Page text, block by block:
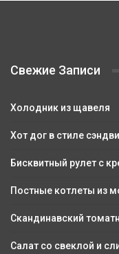
Свежие Записи
Холодник из щавеля
Хот дог в стиле
Бисквитный рулет с
Постные котлеты из
Скандинавский
Салат со свеклой и